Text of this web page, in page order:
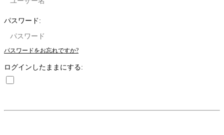
パスワード:
パスワードをお忘れですか?
ログインしたままにする: